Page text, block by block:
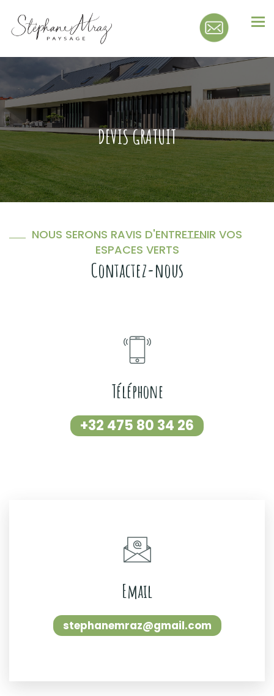
DEVIS GRATUIT
NOUS SERONS RAVIS D'ENTRETENIR VOS
ESPACES VERTS
Contactez-nous
Téléphone
+32 475 80 34 26
Email
stephanemraz@gmail.com